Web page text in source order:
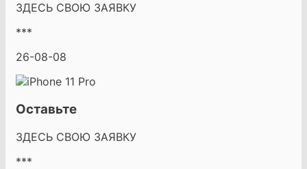
ЗДЕСЬ СВОЮ ЗАЯВКУ
***
26-08-08
Оставьте
ЗДЕСЬ СВОЮ ЗАЯВКУ
***